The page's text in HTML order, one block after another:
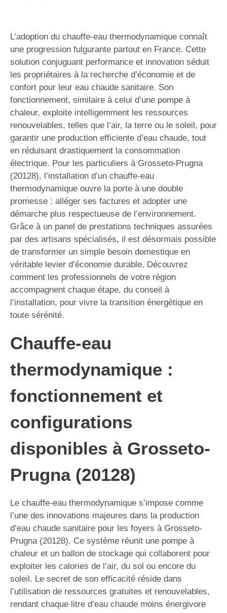
L’adoption du chauffe-eau thermodynamique connaît
une progression fulgurante partout en France. Cette
solution conjuguant performance et innovation séduit
les propriétaires à la recherche d’économie et de
confort pour leur eau chaude sanitaire. Son
fonctionnement, similaire à celui d’une pompe à
chaleur, exploite intelligemment les ressources
renouvelables, telles que l’air, la terre ou le soleil, pour
garantir une production efficiente d’eau chaude, tout
en réduisant drastiquement la consommation
électrique. Pour les particuliers à Grosseto-Prugna
(20128), l’installation d’un chauffe-eau
thermodynamique ouvre la porte à une double
promesse : alléger ses factures et adopter une
démarche plus respectueuse de l’environnement.
Grâce à un panel de prestations techniques assurées
par des artisans spécialisés, il est désormais possible
de transformer un simple besoin domestique en
véritable levier d’économie durable. Découvrez
comment les professionnels de votre région
accompagnent chaque étape, du conseil à
l’installation, pour vivre la transition énergétique en
toute sérénité.
Chauffe-eau
thermodynamique :
fonctionnement et
configurations
disponibles à Grosseto-
Prugna (20128)
Le chauffe-eau thermodynamique s’impose comme
l’une des innovations majeures dans la production
d’eau chaude sanitaire pour les foyers à Grosseto-
Prugna (20128). Ce système réunit une pompe à
chaleur et un ballon de stockage qui collaborent pour
exploiter les calories de l’air, du sol ou encore du
soleil. Le secret de son efficacité réside dans
l’utilisation de ressources gratuites et renouvelables,
rendant chaque litre d’eau chaude moins énergivore